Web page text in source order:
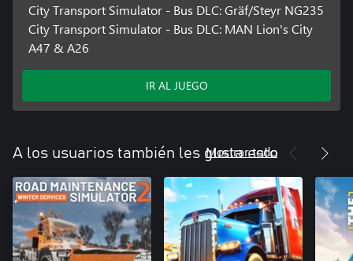
City Transport Simulator - Bus DLC: Gräf/Steyr NG235
City Transport Simulator - Bus DLC: MAN Lion's City
A47 & A26
IR AL JUEGO
A los usuarios también les gusta esto
Mostrar todo